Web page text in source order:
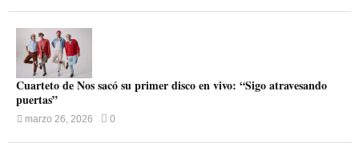
Cuarteto de Nos sacó su primer disco en vivo: “Sigo atravesando
puertas”
marzo 26, 2026 0